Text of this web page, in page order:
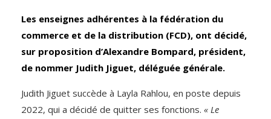
Les enseignes adhérentes à la fédération du
commerce et de la distribution (FCD), ont décidé,
sur proposition d’Alexandre Bompard, président,
de nommer Judith Jiguet, déléguée générale.
Judith Jiguet succède à Layla Rahlou, en poste depuis
2022, qui a décidé de quitter ses fonctions. « Le